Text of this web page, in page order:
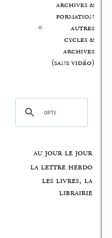
archives &
formation
autres
cycles &
archives
(sans vidéo)
au jour le jour
la lettre hebdo
les livres, la
librairie